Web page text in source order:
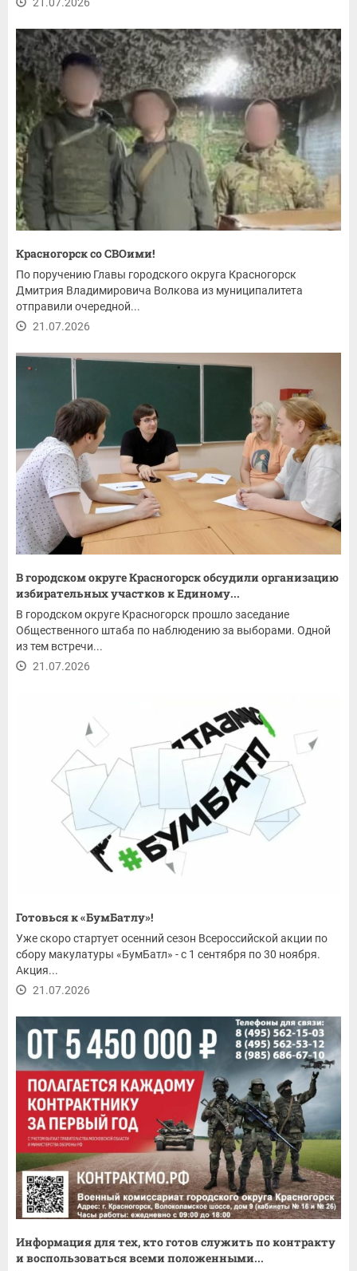
Красногорск со СВОими!
По поручению Главы городского округа Красногорск
Дмитрия Владимировича Волкова из муниципалитета
отправили очередной...
21.07.2026
В городском округе Красногорск обсудили организацию
избирательных участков к Единому...
В городском округе Красногорск прошло заседание
Общественного штаба по наблюдению за выборами. Одной
из тем встречи...
21.07.2026
Готовься к «БумБатлу»!
Уже скоро стартует осенний сезон Всероссийской акции по
сбору макулатуры «БумБатл» - с 1 сентября по 30 ноября.
Акция...
21.07.2026
Информация для тех, кто готов служить по контракту
и воспользоваться всеми положенными...